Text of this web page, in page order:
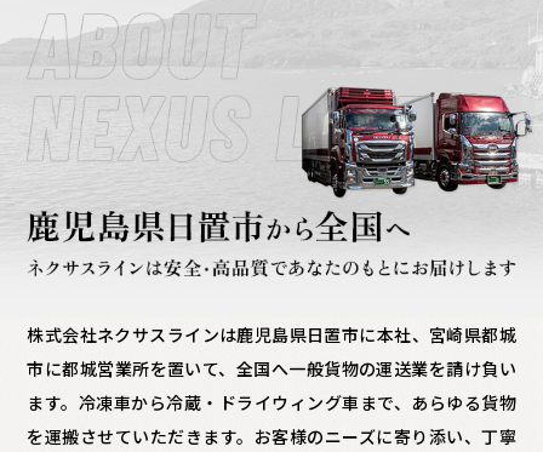
株式会社ネクサスラインは鹿児島県日置市に本社、宮崎県都城
市に都城営業所を置いて、全国へ一般貨物の運送業を請け負い
ます。冷凍車から冷蔵・ドライウィング車まで、あらゆる貨物
を運搬させていただきます。お客様のニーズに寄り添い、丁寧